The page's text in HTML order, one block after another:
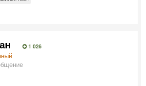
1 026